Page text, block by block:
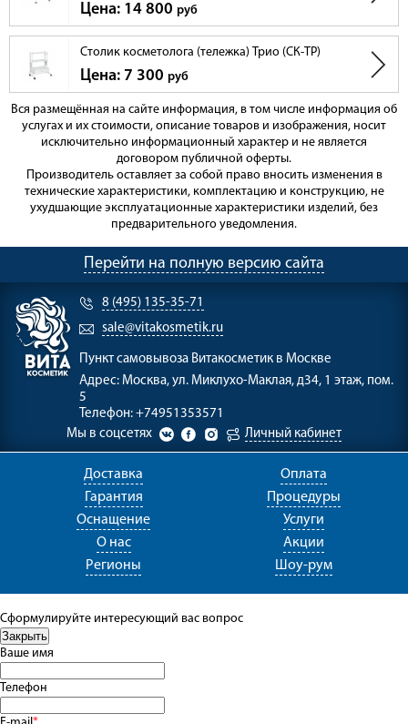
Цена: 14 800 руб
Столик косметолога (тележка) Трио (СК-ТР)
Цена: 7 300 руб
Вся размещённая на сайте информация, в том числе информация об
услугах и их стоимости, описание товаров и изображения, носит
исключительно информационный характер и не является
договором публичной оферты.
Производитель оставляет за собой право вносить изменения в
технические характеристики, комплектацию и конструкцию, не
ухудшающие эксплуатационные характеристики изделий, без
предварительного уведомления.
Перейти на полную версию сайта
8 (495) 135-35-71
sale@vitakosmetik.ru
Пункт самовывоза Витакосметик в Москве
Адрес: Москва, ул. Миклухо-Маклая, д34, 1 этаж, пом.
5
Телефон: +74951353571
Мы в соцсетях
Личный кабинет
Доставка
Оплата
Гарантия
Процедуры
Оснащение
Услуги
О нас
Акции
Регионы
Шоу-рум
Сформулируйте интересующий вас вопрос
Ваше имя
Телефон